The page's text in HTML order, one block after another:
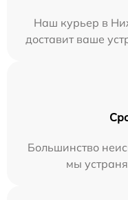
Наш курьер в
доставит ваше
Большинство
мы